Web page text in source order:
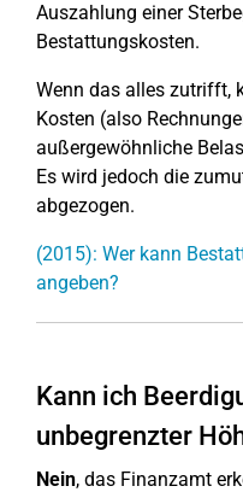
Auszahlung einer
Bestattungskosten.
Wenn das alles zutrifft,
Kosten (also
außergewöhnliche
Es wird jedoch die
abgezogen.
(2015): Wer kann
angeben?
Kann ich
unbegrenzter
Nein, das Finanzamt